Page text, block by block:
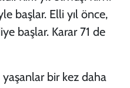
başlar. Elli yıl önce,
başlar. Karar 71 de
yaşanlar bir kez daha